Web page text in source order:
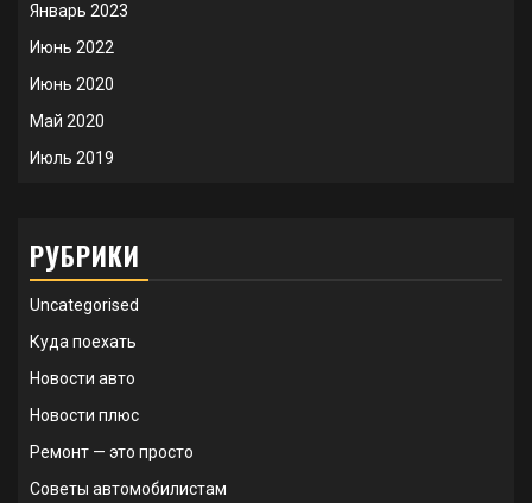
Январь 2023
Июнь 2022
Июнь 2020
Май 2020
Июль 2019
РУБРИКИ
Uncategorised
Куда поехать
Новости авто
Новости плюс
Ремонт — это просто
Советы автомобилистам